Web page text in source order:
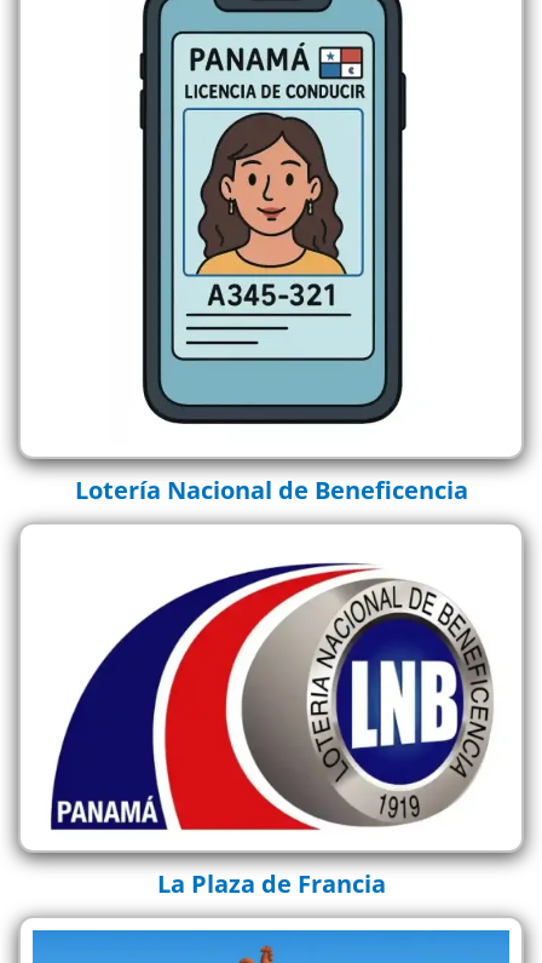
Lotería Nacional de Beneficencia
La Plaza de Francia